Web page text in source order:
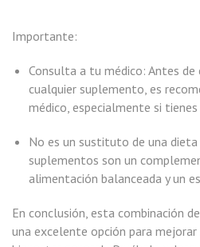
Importante:
Consulta a tu médico: Antes
cualquier suplemento, es
médico, especialmente si
No es un sustituto de una
suplementos son un
alimentación balanceada y un
En conclusión, esta combinación
una excelente opción para